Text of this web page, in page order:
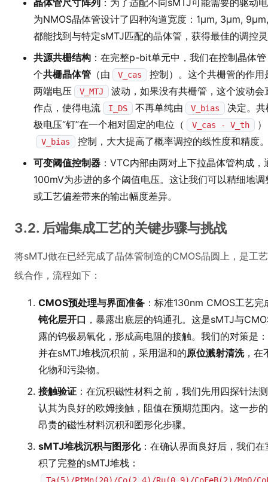
晶体管尺寸阵列 ：为了适配不同sMTJ可能需要的驱动
为NMOS晶体管设计了四种沟道宽度：1μm, 3μm,
都能找到与特定sMTJ匹配的晶体管，获得最佳的调控
共源共栅结构 ：在完整p-bit单元中，我们在控制晶体
个共栅晶体管 （由 V_cas
控制）。这个共栅管的作用
两端电压
V_MTJ
波动，如果没有共栅管，这个波动
作点，使得电流
I_DS 不再单纯由 V_bias
决定。共
极电压“钉”在一个相对固定的电位（
V_cas - V_th
V_bias
控制，大大提高了概率调控的线性度和精度
可变阈值控制器 ：VTC内部由两对上下拉晶体管构成
100mV为步进的多个阈值电压。这让我们可以精细地
或工艺偏差带来的输出幅度差异。
3.2. 后端集成工艺的关键步骤与挑战
将sMTJ做在已经完成了晶体管制造的CMOS晶圆上，是工
线合作，流程如下：
CMOS预处理与界面准备 ：标准130nm CMOS工艺
钝化层开口 ，暴露出底层的钨通孔。这是sMTJ与
露的钨极易氧化，形成高电阻的接触。我们的对策是
并在sMTJ堆栈沉积前，采用温和的原位溅射清洗，在
化物和污染物。
接触验证 ：在沉积磁性材料之前，我们先用四探针法
认其为良好的欧姆接触，阻值在预期范围内。这一步
昂贵的磁性材料沉积和图形化步骤。
sMTJ堆栈沉积与图形化：在确认界面良好后，我们
积了完整的sMTJ堆栈：